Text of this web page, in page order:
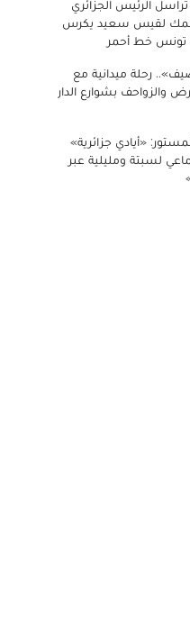
الرئيس الجزائري
دعمك لقيس سعيد يكرس
تونس خط أحمر
رحلة ميدانية مع
والزواحف بشوارع الدار
«أيادي جزائرية»
لسبتة ومليلية عبر